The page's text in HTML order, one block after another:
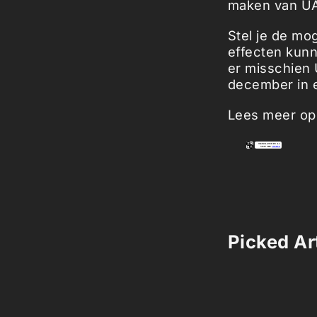
maken van
Stel je de
effecten
er misschien
december in
Lees meer
Picked